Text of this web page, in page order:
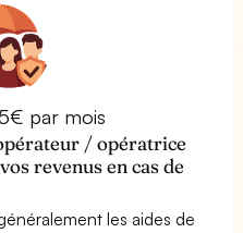
par mois
/ opératrice
revenus en cas de
les aides de